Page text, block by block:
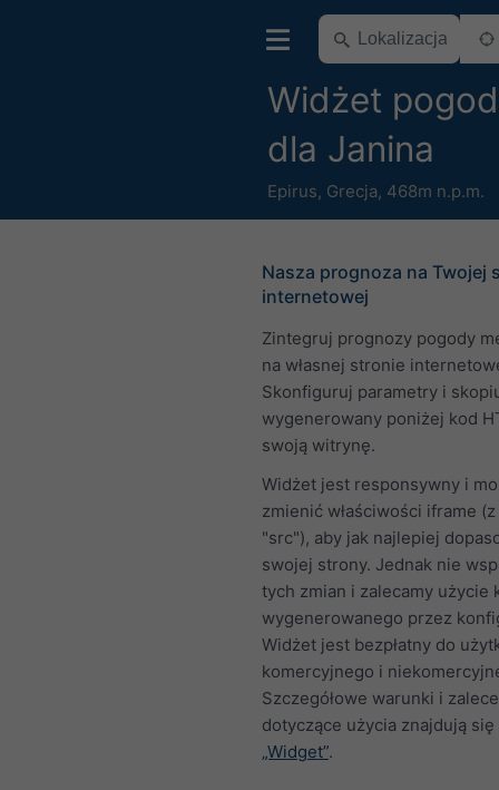
Widżet
dla Janina
Epirus, Grecja, 468m n.p.m.
Nasza prognoza na Twojej
internetowej
Zintegruj prognozy pogody
na własnej stronie
Skonfiguruj parametry i
wygenerowany poniżej kod
swoją witrynę.
Widżet jest responsywny i
zmienić właściwości iframe
"src"), aby jak najlepiej
swojej strony. Jednak nie
tych zmian i zalecamy użycie
wygenerowanego przez
Widżet jest bezpłatny do
komercyjnego i
Szczegółowe warunki i
dotyczące użycia znajdują
„Widget”.